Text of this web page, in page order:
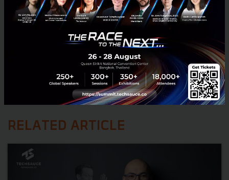
RELATED ARTICLE